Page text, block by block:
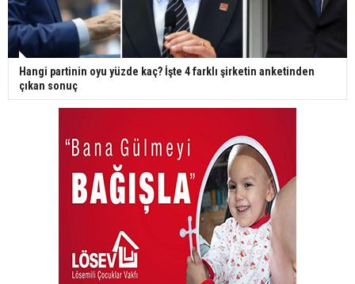
Hangi partinin oyu yüzde kaç? İşte 4 farklı şirketin anketinden
çıkan sonuç